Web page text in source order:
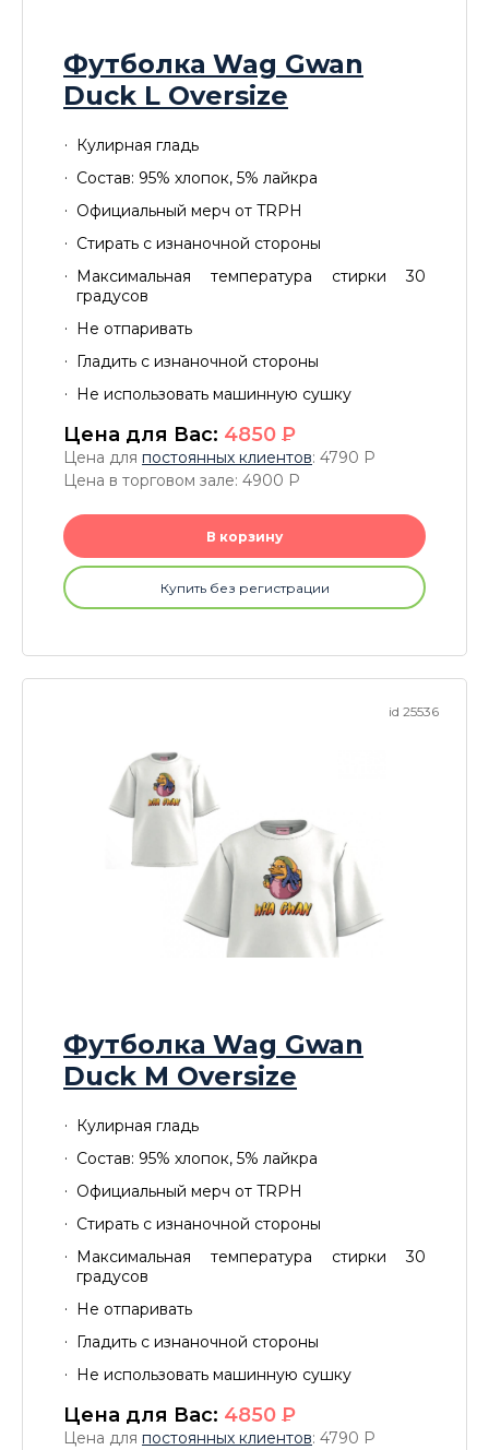
Футболка Wag Gwan
Duck L Oversize
Кулирная гладь
Состав: 95% хлопок, 5% лайкра
Официальный мерч от TRPH
Стирать с изнаночной стороны
Максимальная температура стирки 30
градусов
Не отпаривать
Гладить с изнаночной стороны
Не использовать машинную сушку
Цена для Вас: 4850 P
Цена для постоянных клиентов: 4790 P
Цена в торговом зале: 4900 P
В корзину
Купить без регистрации
id 25536
Футболка Wag Gwan
Duck M Oversize
Кулирная гладь
Состав: 95% хлопок, 5% лайкра
Официальный мерч от TRPH
Стирать с изнаночной стороны
Максимальная температура стирки 30
градусов
Не отпаривать
Гладить с изнаночной стороны
Не использовать машинную сушку
Цена для Вас: 4850 P
Цена для постоянных клиентов: 4790 P